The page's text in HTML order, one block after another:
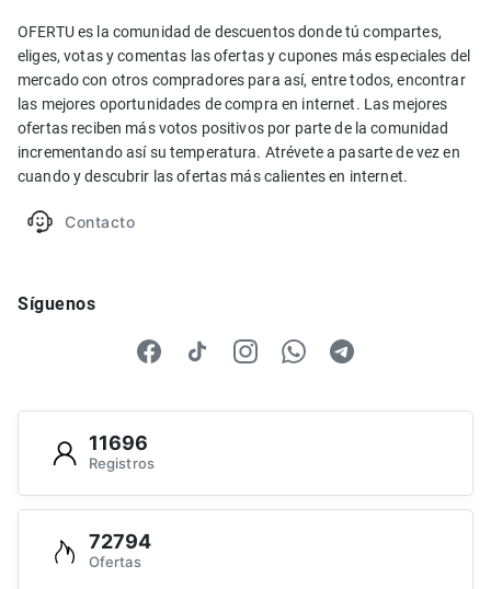
OFERTU es la comunidad de descuentos donde tú compartes,
eliges, votas y comentas las ofertas y cupones más especiales del
mercado con otros compradores para así, entre todos, encontrar
las mejores oportunidades de compra en internet. Las mejores
ofertas reciben más votos positivos por parte de la comunidad
incrementando así su temperatura. Atrévete a pasarte de vez en
cuando y descubrir las ofertas más calientes en internet.
Contacto
Síguenos
11696
Registros
72794
Ofertas